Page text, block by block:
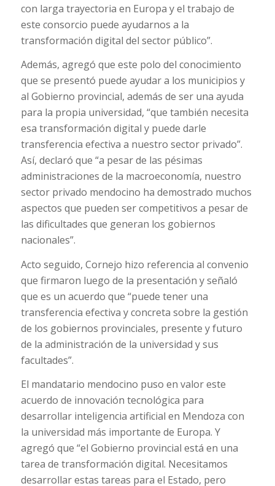
con larga trayectoria en Europa y el trabajo de
este consorcio puede ayudarnos a la
transformación digital del sector público”.
Además, agregó que este polo del conocimiento
que se presentó puede ayudar a los municipios y
al Gobierno provincial, además de ser una ayuda
para la propia universidad, “que también necesita
esa transformación digital y puede darle
transferencia efectiva a nuestro sector privado”.
Así, declaró que “a pesar de las pésimas
administraciones de la macroeconomía, nuestro
sector privado mendocino ha demostrado muchos
aspectos que pueden ser competitivos a pesar de
las dificultades que generan los gobiernos
nacionales”.
Acto seguido, Cornejo hizo referencia al convenio
que firmaron luego de la presentación y señaló
que es un acuerdo que “puede tener una
transferencia efectiva y concreta sobre la gestión
de los gobiernos provinciales, presente y futuro
de la administración de la universidad y sus
facultades”.
El mandatario mendocino puso en valor este
acuerdo de innovación tecnológica para
desarrollar inteligencia artificial en Mendoza con
la universidad más importante de Europa. Y
agregó que “el Gobierno provincial está en una
tarea de transformación digital. Necesitamos
desarrollar estas tareas para el Estado, pero